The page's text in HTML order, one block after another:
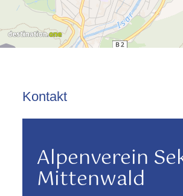
Kontakt
Alpenverein
Mittenwald